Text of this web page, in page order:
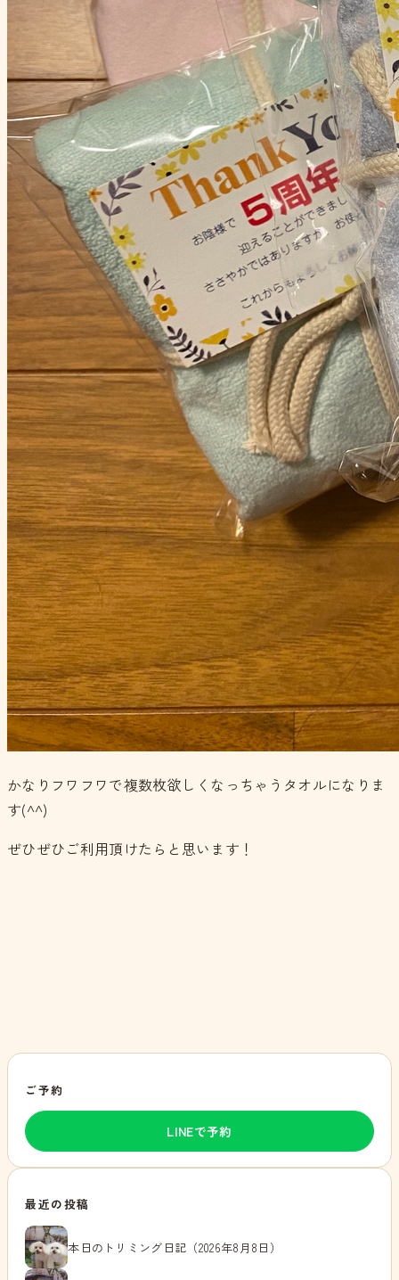
かなりフワフワで複数枚欲しくなっちゃうタオルになりま
す(^^)
ぜひぜひご利用頂けたらと思います！
ご予約
LINEで予約
最近の投稿
本日のトリミング日記（2026年8月8日）